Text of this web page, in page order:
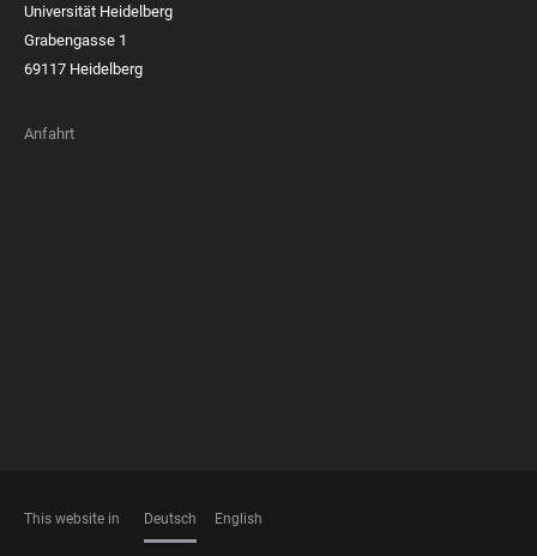
Universität Heidelberg
Grabengasse 1
69117 Heidelberg
Anfahrt
This website in Deutsch English